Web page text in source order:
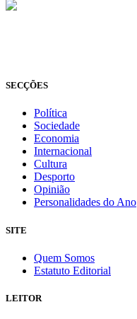
SECÇÕES
Política
Sociedade
Economia
Internacional
Cultura
Desporto
Opinião
Personalidades do Ano
SITE
Quem Somos
Estatuto Editorial
LEITOR